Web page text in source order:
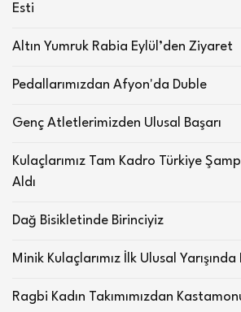
Esti
Altın Yumruk Rabia Eylül’den Ziyaret
Pedallarımızdan Afyon'da Duble
Genç Atletlerimizden Ulusal Başarı
Kulaçlarımız Tam Kadro Türkiye
Aldı
Dağ Bisikletinde Birinciyiz
Minik Kulaçlarımız İlk Ulusal
Ragbi Kadın Takımımızdan